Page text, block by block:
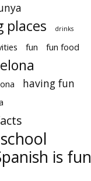
places drinks
fun fun food
having fun
is fun